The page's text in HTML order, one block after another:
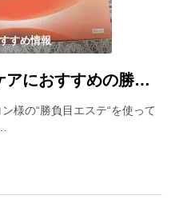
すめ情報
週1回のスペシャルケアにおすすめの勝負目エステが登場！細かいニードルが目もとに効く！
様の“勝負目エステ“を使って